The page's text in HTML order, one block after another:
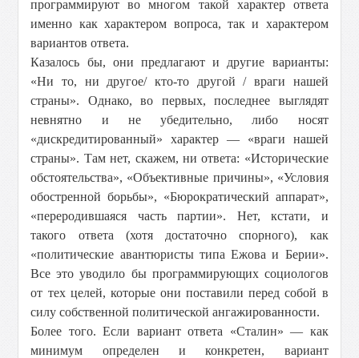
программируют во многом такой характер ответа
именно как характером вопроса, так и характером
вариантов ответа.
Казалось бы, они предлагают и другие варианты:
«Ни то, ни другое/ кто-то другой / враги нашей
страны». Однако, во первых, последнее выглядят
невнятно и не убедительно, либо носят
«дискредитированный» характер — «враги нашей
страны». Там нет, скажем, ни ответа: «Исторические
обстоятельства», «Объективные причины», «Условия
обостренной борьбы», «Бюрократический аппарат»,
«переродившаяся часть партии». Нет, кстати, и
такого ответа (хотя достаточно спорного), как
«политические авантюристы типа Ежова и Берии».
Все это уводило бы программирующих социологов
от тех целей, которые они поставили перед собой в
силу собственной политической ангажированности.
Более того. Если вариант ответа «Сталин» — как
минимум определен и конкретен, вариант